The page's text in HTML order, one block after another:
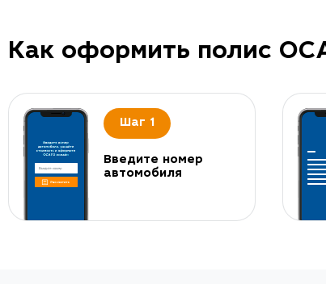
Как оформить полис
Шаг 1
Введите номер
автомобиля